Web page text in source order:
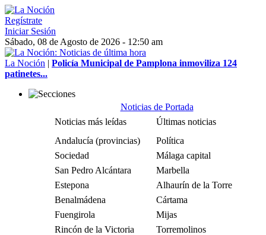
Regístrate
Iniciar Sesión
Sábado, 08 de Agosto de 2026 - 12:50 am
La Noción | Policía Municipal de Pamplona inmoviliza 124
patinetes...
Noticias de Portada
Noticias más leídas
Últimas noticias
Andalucía (provincias)
Política
Sociedad
Málaga capital
San Pedro Alcántara
Marbella
Estepona
Alhaurín de la Torre
Benalmádena
Cártama
Fuengirola
Mijas
Rincón de la Victoria
Torremolinos